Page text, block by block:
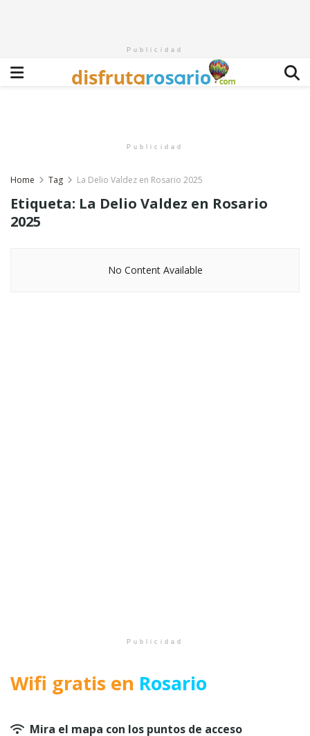
Publicidad
Publicidad
Home Tag La Delio Valdez en Rosario 2025
Etiqueta: La Delio Valdez en Rosario
2025
No Content Available
Publicidad
Wifi gratis en Rosario
Mira el mapa con los puntos de acceso